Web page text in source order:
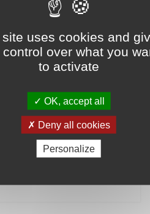
uses cookies and
control over what you
to activate
OK, accept all
Deny all cookies
Personalize
Mot de passe oublié ?